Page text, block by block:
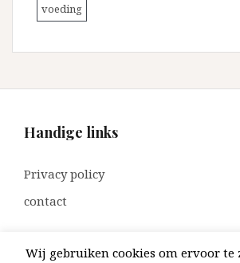
voeding
Handige links
Privacy policy
contact
Wij gebruiken cookies om ervoor te